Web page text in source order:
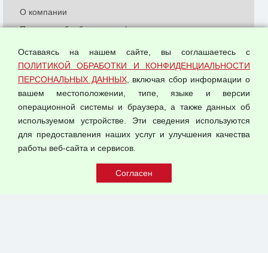
© 2026 ООО "Феникс"
О компании
Политика обработки и конфиденциальности
Согласием на обработку персональных данных
Оферта оптовой купли-продажи
Публичная оферта
Оставаясь на нашем сайте, вы соглашаетесь с
ПОЛИТИКОЙ ОБРАБОТКИ И КОНФИДЕНЦИАЛЬНОСТИ
ПЕРСОНАЛЬНЫХ ДАННЫХ, включая сбор информации о
вашем местоположении, типе, языке и версии
операционной системы и браузера, а также данных об
используемом устройстве. Эти сведения используются
для предоставления наших услуг и улучшения качества
работы веб-сайта и сервисов.